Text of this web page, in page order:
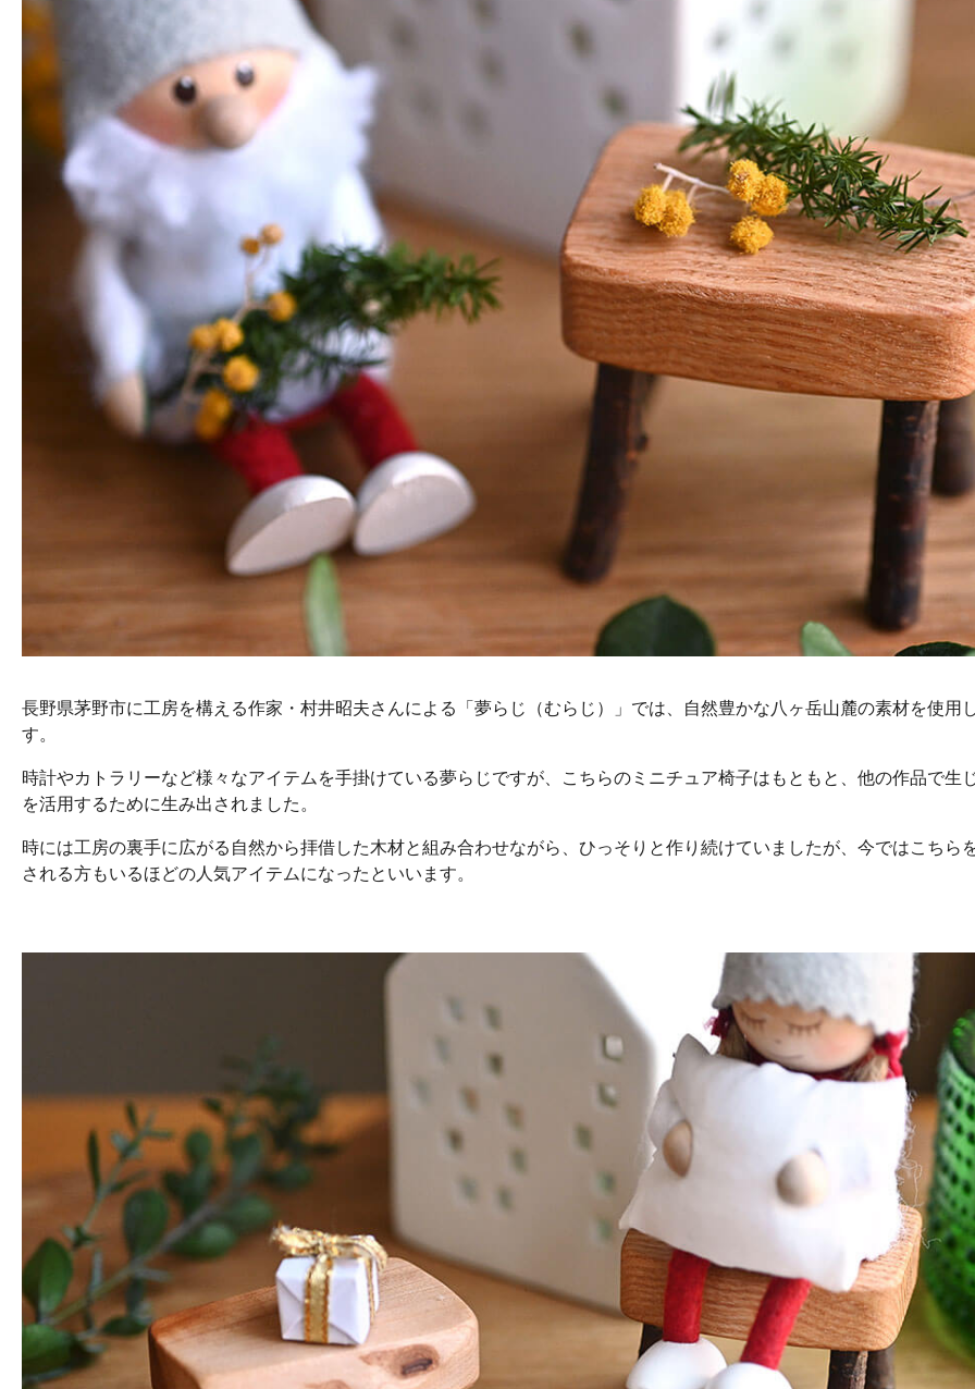
長野県茅野市に工房を構える作家・村井昭夫さんによる「夢らじ（むらじ）」では、自然豊かな八ヶ岳山麓の素材を使用
す。
時計やカトラリーなど様々なアイテムを手掛けている夢らじですが、こちらのミニチュア椅子はもともと、他の作品で生
を活用するために生み出されました。
時には工房の裏手に広がる自然から拝借した木材と組み合わせながら、ひっそりと作り続けていましたが、今ではこちら
される方もいるほどの人気アイテムになったといいます。